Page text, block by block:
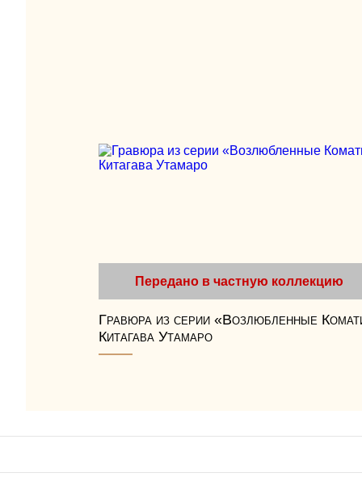
Передано в частную коллекцию
Гравюра из серии «Возлюбленные
Китагава Утамаро